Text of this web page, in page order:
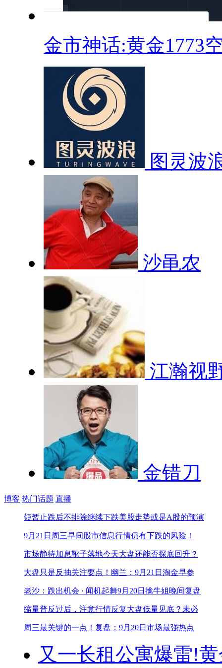
金市神话:黄金1773
图灵波
沙黾农
江瀚视
金错刀
博客 热门话题 直播
短暂止跌后不排除继续下跌美股走势或是A股的预演
9月21日周三早间股市信息行情仍有下跌的风险！
市场静待加息靴子落地今天大盘还能否探底回升？
大盘只是反抽关注要点！ 幽兰：9月21日淘金早参
老沙：跌出机会 · 闻机起舞9月20日擒牛姐晚间复盘
缩量普反过后，注意行情反复大盘低量见底？未必
周三最关键的一点！ 复盘：9月20日市场最强热点
又一长租公寓爆雷!